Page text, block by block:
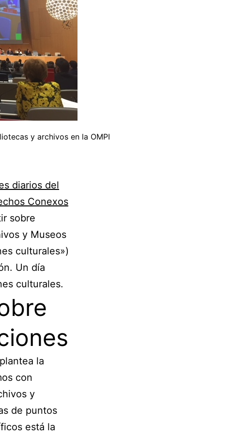
y archivos en la OMPI
diarios del
Conexos
sobre
y Museos
culturales»)
Un día
culturales.
la
con
y
de puntos
está la